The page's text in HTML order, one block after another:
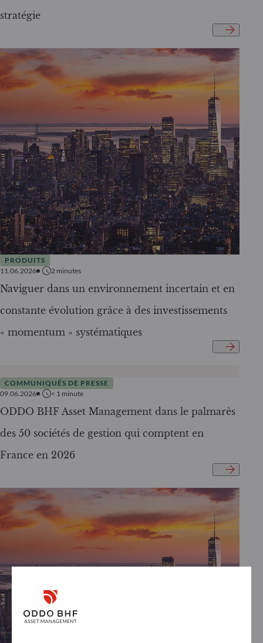
stratégie
PRODUITS
11.06.2026
2 minutes
Naviguer dans un environnement incertain et en
constante évolution grâce à des investissements
« momentum » systématiques
COMMUNIQUÉS DE PRESSE
09.06.2026
< 1 minute
ODDO BHF Asset Management dans le palmarès
des 50 sociétés de gestion qui comptent en
France en 2026